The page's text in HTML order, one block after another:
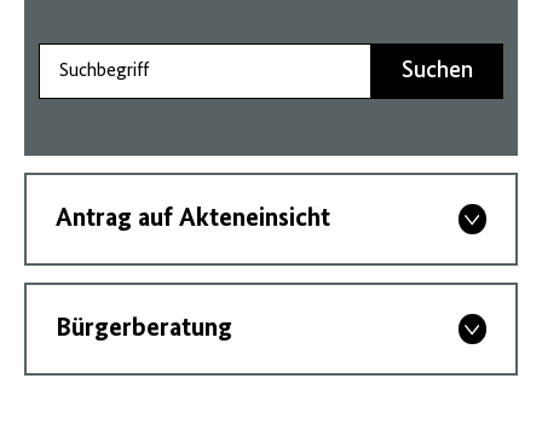
Suchen
Antrag auf Akteneinsicht
Bürgerberatung